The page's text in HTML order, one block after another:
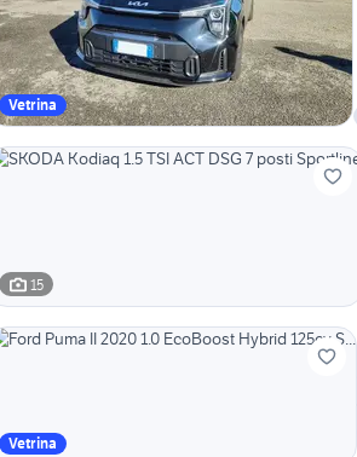
Vetrina
15
Vetrina